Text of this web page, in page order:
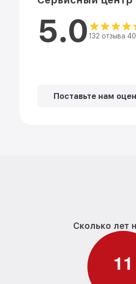
5.0 132 отзыва
Поставьте нам
Сколько лет
11